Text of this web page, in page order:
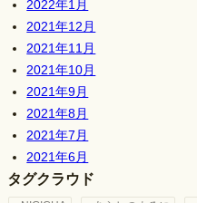
2022年1月
2021年12月
2021年11月
2021年10月
2021年9月
2021年8月
2021年7月
2021年6月
タグクラウド